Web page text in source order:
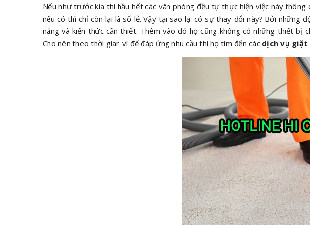
Nếu như trước kia thì hầu hết các văn phòng đều tự thực hiện việc này
nếu có thì chỉ còn lại là số lẻ. Vậy tại sao lại có sự thay đổi này? Bởi những
năng và kiến thức cần thiết. Thêm vào đó họ cũng không có những thiết bị
Cho nên theo thời gian vì để đáp ứng nhu cầu thì họ tìm đến các dịch vụ giặt